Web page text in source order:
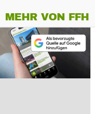
MEHR VON FFH